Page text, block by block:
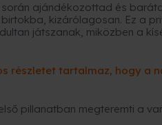
ajándékozottad és
kizárólagosan. Ez a
játszanak, miközben a
részletet tartalmaz, hogy a
pillanatban megteremti a